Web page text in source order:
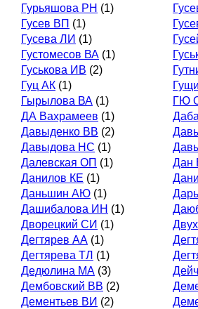
Гурьяшова РН (1)
Гусев ВП (1)
Гусева ЛИ (1)
Густомесов ВА (1)
Гуськова ИВ (2)
Гуц АК (1)
Гырылова ВА (1)
ГЮ
ДА Вахрамеев (1)
Давыденко ВВ (2)
Давыдова НС (1)
Далевская ОП (1)
Дан
Данилов КЕ (1)
Даньшин АЮ (1)
Дашибалова ИН (1)
Дворецкий СИ (1)
Дегтярев АА (1)
Дегтярева ТЛ (1)
Дедюлина МА (3)
Дембовский ВВ (2)
Дементьев ВИ (2)